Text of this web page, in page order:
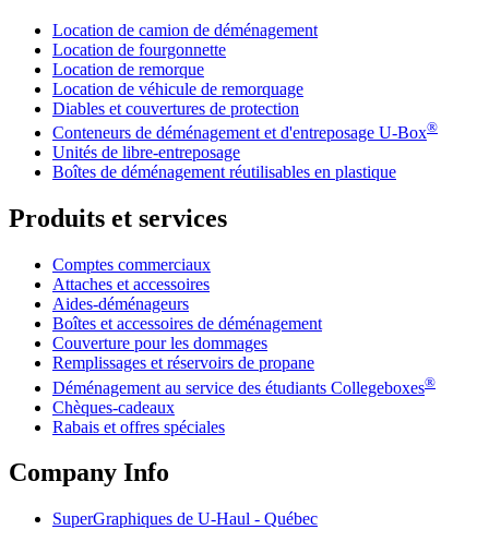
Location de camion de déménagement
Location de fourgonnette
Location de remorque
Location de véhicule de remorquage
Diables et couvertures de protection
Conteneurs de déménagement et d'entreposage U-Box®
Unités de libre-entreposage
Boîtes de déménagement réutilisables en plastique
Produits et services
Comptes commerciaux
Attaches et accessoires
Aides-déménageurs
Boîtes et accessoires de déménagement
Couverture pour les dommages
Remplissages et réservoirs de propane
Déménagement au service des étudiants Collegeboxes®
Chèques-cadeaux
Rabais et offres spéciales
Company Info
SuperGraphiques de U-Haul - Québec